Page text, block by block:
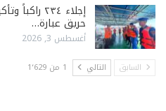
إجلاء
حريق عبارة…
أغسطس 3, 2026
السابق التالي 1 من 1٬629